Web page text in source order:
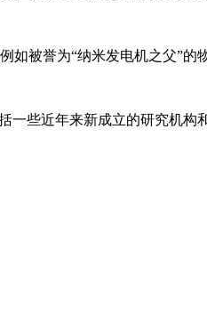
被誉为“纳米发电机之父”的
些近年来新成立的研究机构